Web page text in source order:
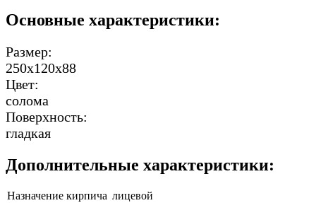
Основные характеристики:
Размер:
250х120х88
Цвет:
солома
Поверхность:
гладкая
Дополнительные характеристики:
Назначение кирпича лицевой